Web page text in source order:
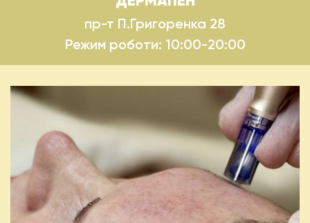
пр-т П.Григоренка 28
Режим роботи: 10:00-20:00